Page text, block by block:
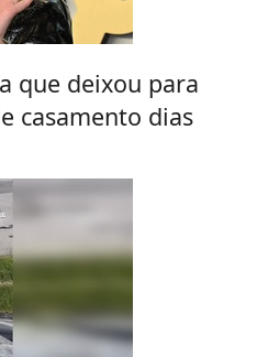
que deixou para
casamento dias